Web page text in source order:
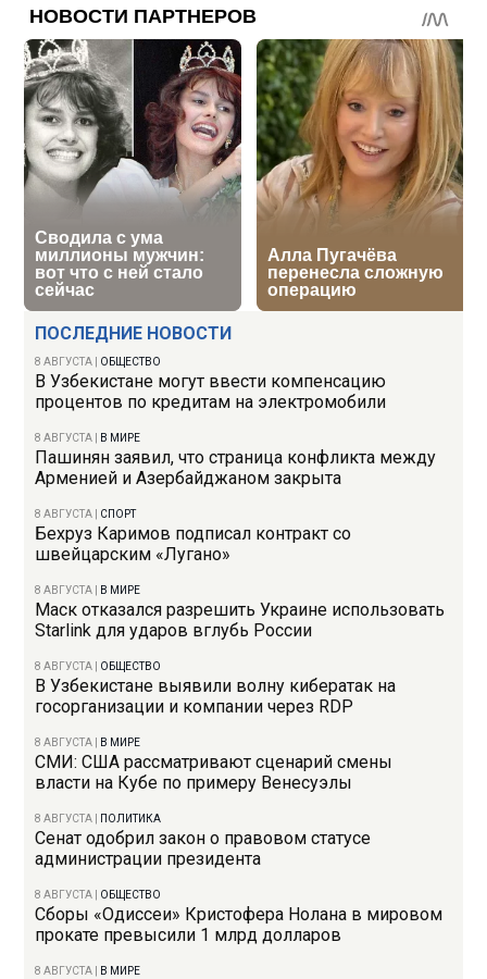
ПОСЛЕДНИЕ НОВОСТИ
8 АВГУСТА ОБЩЕСТВО
В Узбекистане могут ввести компенсацию
процентов по кредитам на электромобили
8 АВГУСТА В МИРЕ
Пашинян заявил, что страница конфликта между
Арменией и Азербайджаном закрыта
8 АВГУСТА СПОРТ
Бехруз Каримов подписал контракт со
швейцарским «Лугано»
8 АВГУСТА В МИРЕ
Маск отказался разрешить Украине использовать
Starlink для ударов вглубь России
8 АВГУСТА ОБЩЕСТВО
В Узбекистане выявили волну кибератак на
госорганизации и компании через RDP
8 АВГУСТА В МИРЕ
СМИ: США рассматривают сценарий смены
власти на Кубе по примеру Венесуэлы
8 АВГУСТА ПОЛИТИКА
Сенат одобрил закон о правовом статусе
администрации президента
8 АВГУСТА ОБЩЕСТВО
Сборы «Одиссеи» Кристофера Нолана в мировом
прокате превысили 1 млрд долларов
8 АВГУСТА В МИРЕ